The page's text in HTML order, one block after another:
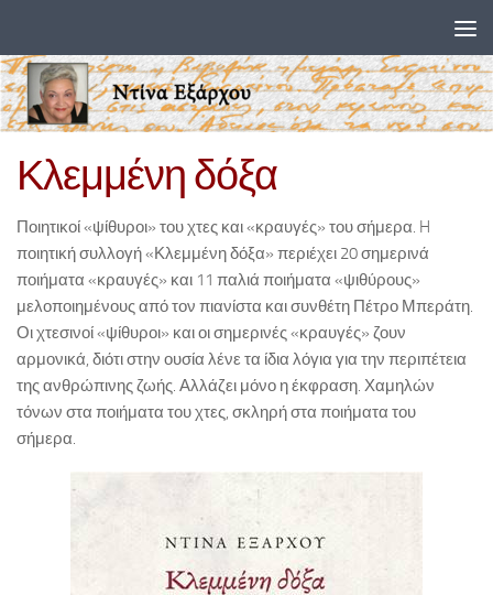
Κλεμμένη δόξα
Ποιητικοί «ψίθυροι» του χτες και «κραυγές» του σήμερα. H
ποιητική συλλογή «Κλεμμένη δόξα» περιέχει 20 σημερινά
ποιήματα «κραυγές» και 11 παλιά ποιήματα «ψιθύρους»
μελοποιημένους από τον πιανίστα και συνθέτη Πέτρο Μπεράτη.
Οι χτεσινοί «ψίθυροι» και οι σημερινές «κραυγές» ζουν
αρμονικά, διότι στην ουσία λένε τα ίδια λόγια για την περιπέτεια
της ανθρώπινης ζωής. Αλλάζει μόνο η έκφραση. Χαμηλών
τόνων στα ποιήματα του χτες, σκληρή στα ποιήματα του
σήμερα.